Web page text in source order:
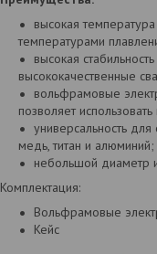
высокая
температурами
высокая
высококачественные
вольфрамовые
позволяет
универсальность
медь, титан и алюминий;
небольшой диаметр
Комплектация:
Вольфрамовые
Кейс